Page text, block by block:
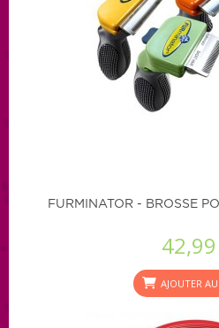
FURMINATOR - BROSSE
AJOUTER